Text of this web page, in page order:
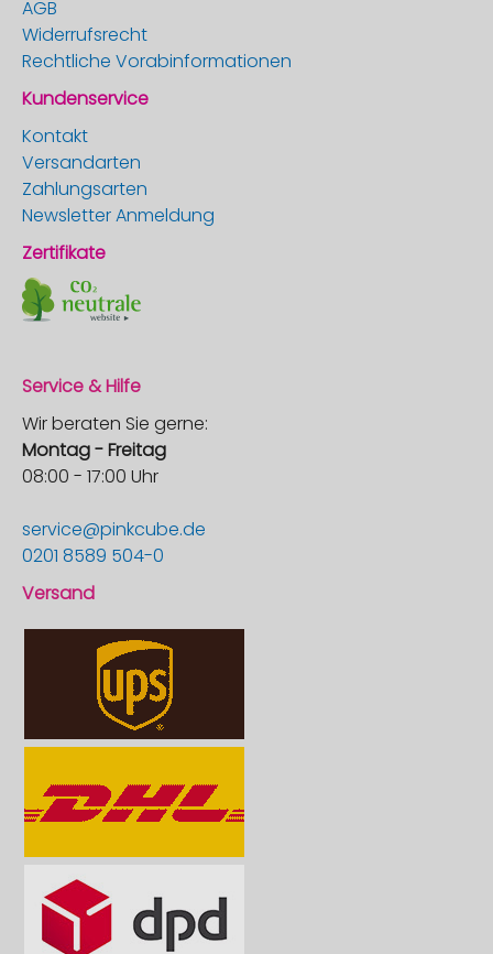
AGB
Widerrufsrecht
Rechtliche Vorabinformationen
Kundenservice
Kontakt
Versandarten
Zahlungsarten
Newsletter Anmeldung
Zertifikate
Service & Hilfe
Wir beraten Sie gerne:
Montag - Freitag
08:00 - 17:00 Uhr
service@pinkcube.de
0201 8589 504-0
Versand